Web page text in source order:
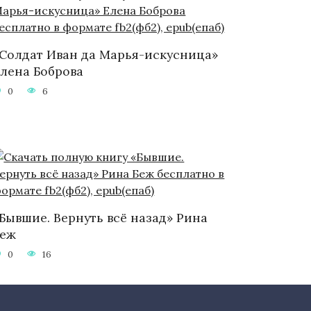
Иван да Марья-искусница»
Боброва
0 6
Вернуть всё назад» Рина
0 16